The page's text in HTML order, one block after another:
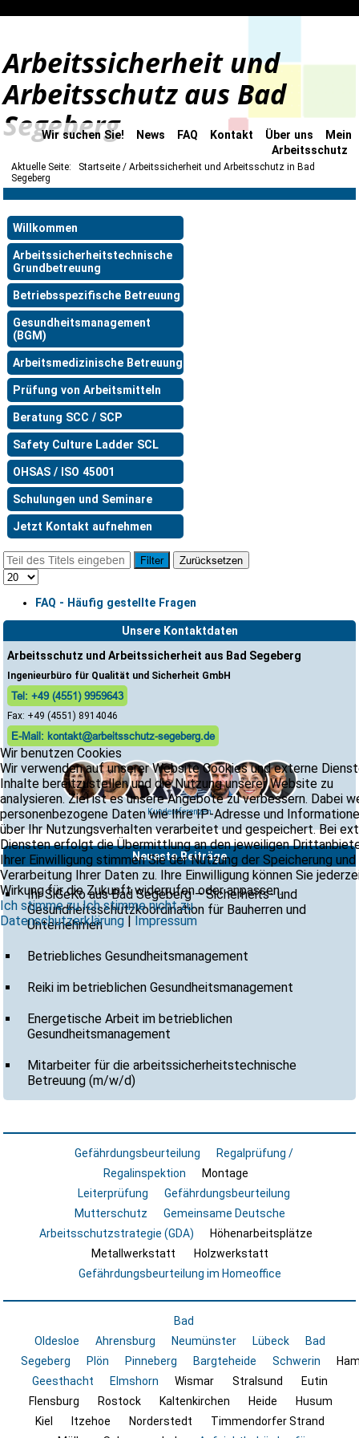
Arbeitssicherheit und
Arbeitsschutz aus Bad
Segeberg
Wir suchen Sie! News FAQ Kontakt Über uns
Mein
Arbeitsschutz
Aktuelle Seite: Startseite
Arbeitssicherheit und Arbeitsschutz in Bad
Segeberg
Willkommen
Arbeitssicherheitstechnische
Grundbetreuung
Betriebsspezifische Betreuung
Gesundheitsmanagement
(BGM)
Arbeitsmedizinische Betreuung
Prüfung von Arbeitsmitteln
Beratung SCC / SCP
Safety Culture Ladder SCL
OHSAS / ISO 45001
Schulungen und Seminare
Jetzt Kontakt aufnehmen
Filter Zurücksetzen
FAQ - Häufig gestellte Fragen
Unsere Kontaktdaten
Arbeitsschutz und Arbeitssicherheit aus Bad Segeberg
Ingenieurbüro für Qualität und Sicherheit GmbH
Tel: +49 (4551) 9959643
Fax: +49 (4551) 8914046
E-Mail: kontakt@arbeitsschutz-segeberg.de
Kundereferenzen
Neueste Beiträge
Ihr SiGeKo aus Bad Segeberg – Sicherheits- und
Gesundheitsschutzkoordination für Bauherren und
Unternehmen
Betriebliches Gesundheitsmanagement
Reiki im betrieblichen Gesundheitsmanagement
Energetische Arbeit im betrieblichen
Gesundheitsmanagement
Mitarbeiter für die arbeitssicherheitstechnische
Betreuung (m/w/d)
Gefährdungsbeurteilung
Regalprüfung /
Regalinspektion
Montage
Leiterprüfung
Gefährdungsbeurteilung
Mutterschutz
Gemeinsame Deutsche
Arbeitsschutzstrategie (GDA)
Höhenarbeitsplätze
Metallwerkstatt
Holzwerkstatt
Gefährdungsbeurteilung im Homeoffice
Bad
Oldesloe
Ahrensburg Neumünster Lübeck
Bad
Segeberg
Plön Pinneberg Bargteheide Schwerin
Geesthacht
Elmshorn Wismar Stralsund
Eutin
Flensburg
Rostock Kaltenkirchen Heide
Husum
Kiel
Itzehoe Norderstedt
Timmendorfer Strand
Wir benutzen Cookies
Wir verwenden auf unserer Website Cookies und externe
Inhalte bereitzustellen und die Nutzung unserer Website zu
analysieren. Ziel ist es unsere Angebote zu verbessern. Dabei
personenbezogene Daten wie Ihre IP-Adresse und
über Ihr Nutzungsverhalten verarbeitet und gespeichert. Bei
Diensten erfolgt die Übermittlung an den jeweiligen
Ihrer Einwilligung stimmen Sie der Nutzung der Speicherung und
Verarbeitung Ihrer Daten zu. Ihre Einwilligung können Sie
Wirkung für die Zukunft widerrufen oder anpassen.
Ich stimme zu Ich stimme nicht zu
Datenschutzerklärung | Impressum